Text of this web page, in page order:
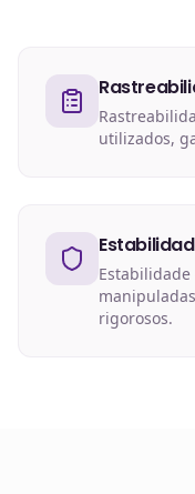
utilizados,
rigorosos.